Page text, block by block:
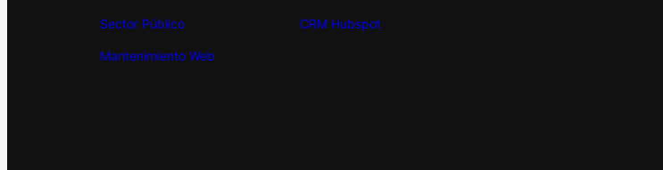
Sector Público
Mantenimiento Web
CRM Hubspot